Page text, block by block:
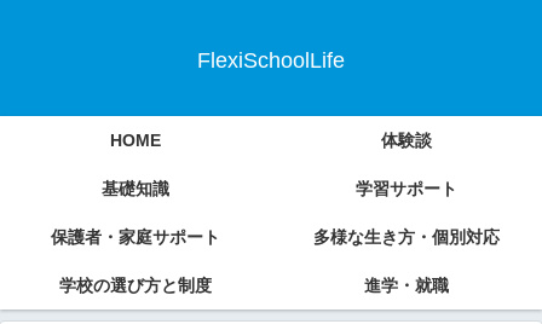
FlexiSchoolLife
HOME 体験談
基礎知識 学習サポート
保護者・家庭サポート 多様な生き方・個別対応
学校の選び方と制度 進学・就職